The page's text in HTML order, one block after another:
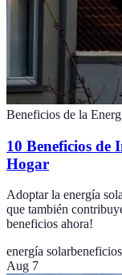
Beneficios de la
10 Beneficios de
Hogar
Adoptar la energía
que también
beneficios ahora!
energía solar
Aug 7